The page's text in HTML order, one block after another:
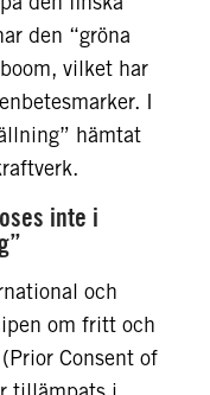
den “gröna
vilket har
I
hämtat
inte i
och
om fritt och
Consent of